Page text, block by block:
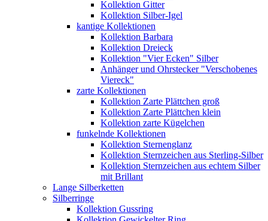
Kollektion Gitter
Kollektion Silber-Igel
kantige Kollektionen
Kollektion Barbara
Kollektion Dreieck
Kollektion "Vier Ecken" Silber
Anhänger und Ohrstecker "Verschobenes
Viereck"
zarte Kollektionen
Kollektion Zarte Plättchen groß
Kollektion Zarte Plättchen klein
Kollektion zarte Kügelchen
funkelnde Kollektionen
Kollektion Sternenglanz
Kollektion Sternzeichen aus Sterling-Silber
Kollektion Sternzeichen aus echtem Silber
mit Brillant
Lange Silberketten
Silberringe
Kollektion Gussring